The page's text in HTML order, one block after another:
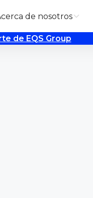
de nosotros
de EQS Group